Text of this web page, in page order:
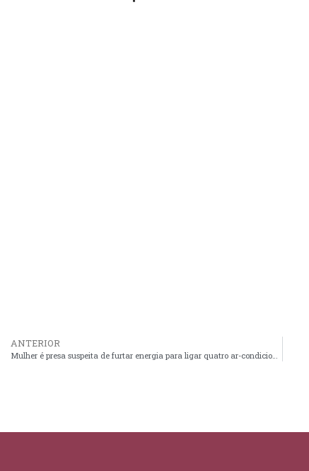
ANTERIOR
Mulher é presa suspeita de furtar energia para ligar quatro ar-condicionados em São Luís